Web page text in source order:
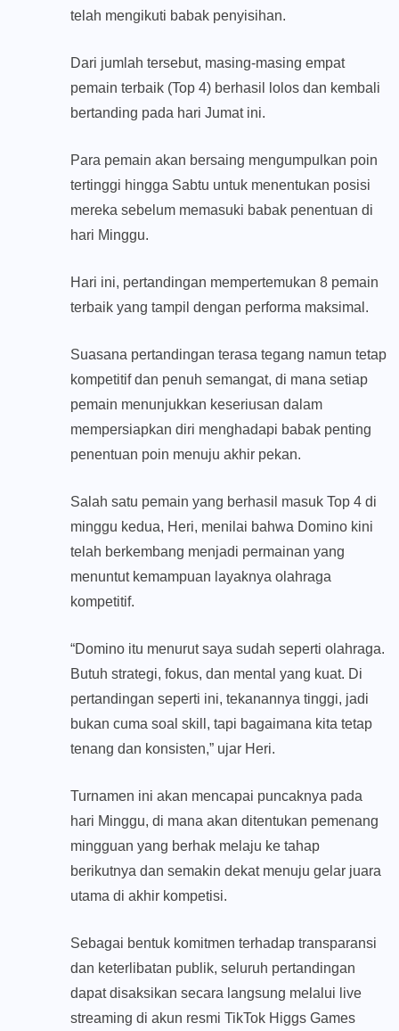
telah mengikuti babak penyisihan.
Dari jumlah tersebut, masing-masing empat
pemain terbaik (Top 4) berhasil lolos dan kembali
bertanding pada hari Jumat ini.
Para pemain akan bersaing mengumpulkan poin
tertinggi hingga Sabtu untuk menentukan posisi
mereka sebelum memasuki babak penentuan di
hari Minggu.
Hari ini, pertandingan mempertemukan 8 pemain
terbaik yang tampil dengan performa maksimal.
Suasana pertandingan terasa tegang namun tetap
kompetitif dan penuh semangat, di mana setiap
pemain menunjukkan keseriusan dalam
mempersiapkan diri menghadapi babak penting
penentuan poin menuju akhir pekan.
Salah satu pemain yang berhasil masuk Top 4 di
minggu kedua, Heri, menilai bahwa Domino kini
telah berkembang menjadi permainan yang
menuntut kemampuan layaknya olahraga
kompetitif.
“Domino itu menurut saya sudah seperti olahraga.
Butuh strategi, fokus, dan mental yang kuat. Di
pertandingan seperti ini, tekanannya tinggi, jadi
bukan cuma soal skill, tapi bagaimana kita tetap
tenang dan konsisten,” ujar Heri.
Turnamen ini akan mencapai puncaknya pada
hari Minggu, di mana akan ditentukan pemenang
mingguan yang berhak melaju ke tahap
berikutnya dan semakin dekat menuju gelar juara
utama di akhir kompetisi.
Sebagai bentuk komitmen terhadap transparansi
dan keterlibatan publik, seluruh pertandingan
dapat disaksikan secara langsung melalui live
streaming di akun resmi TikTok Higgs Games